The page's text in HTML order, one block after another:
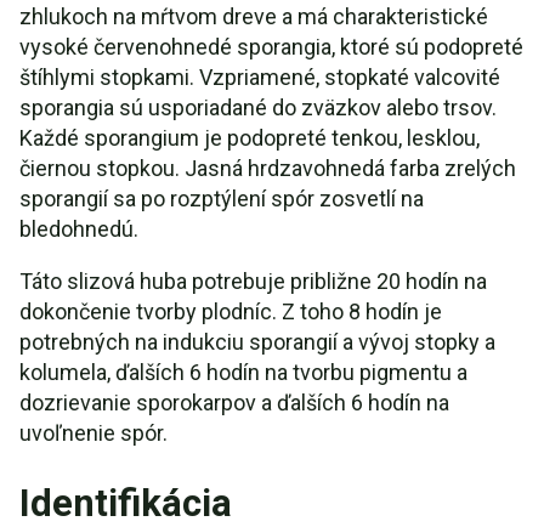
zhlukoch na mŕtvom dreve a má charakteristické
vysoké červenohnedé sporangia, ktoré sú podopreté
štíhlymi stopkami. Vzpriamené, stopkaté valcovité
sporangia sú usporiadané do zväzkov alebo trsov.
Každé sporangium je podopreté tenkou, lesklou,
čiernou stopkou. Jasná hrdzavohnedá farba zrelých
sporangií sa po rozptýlení spór zosvetlí na
bledohnedú.
Táto slizová huba potrebuje približne 20 hodín na
dokončenie tvorby plodníc. Z toho 8 hodín je
potrebných na indukciu sporangií a vývoj stopky a
kolumela, ďalších 6 hodín na tvorbu pigmentu a
dozrievanie sporokarpov a ďalších 6 hodín na
uvoľnenie spór.
Identifikácia